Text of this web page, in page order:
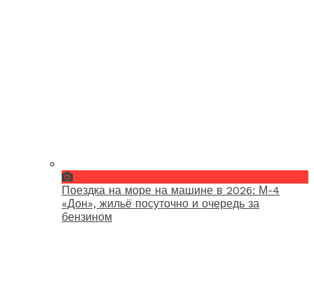
Поездка на море на машине в 2026: М-4
«Дон», жильё посуточно и очередь за
бензином